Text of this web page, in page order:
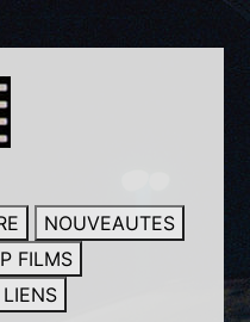
NOUVEAUTES
FILMS
LIENS